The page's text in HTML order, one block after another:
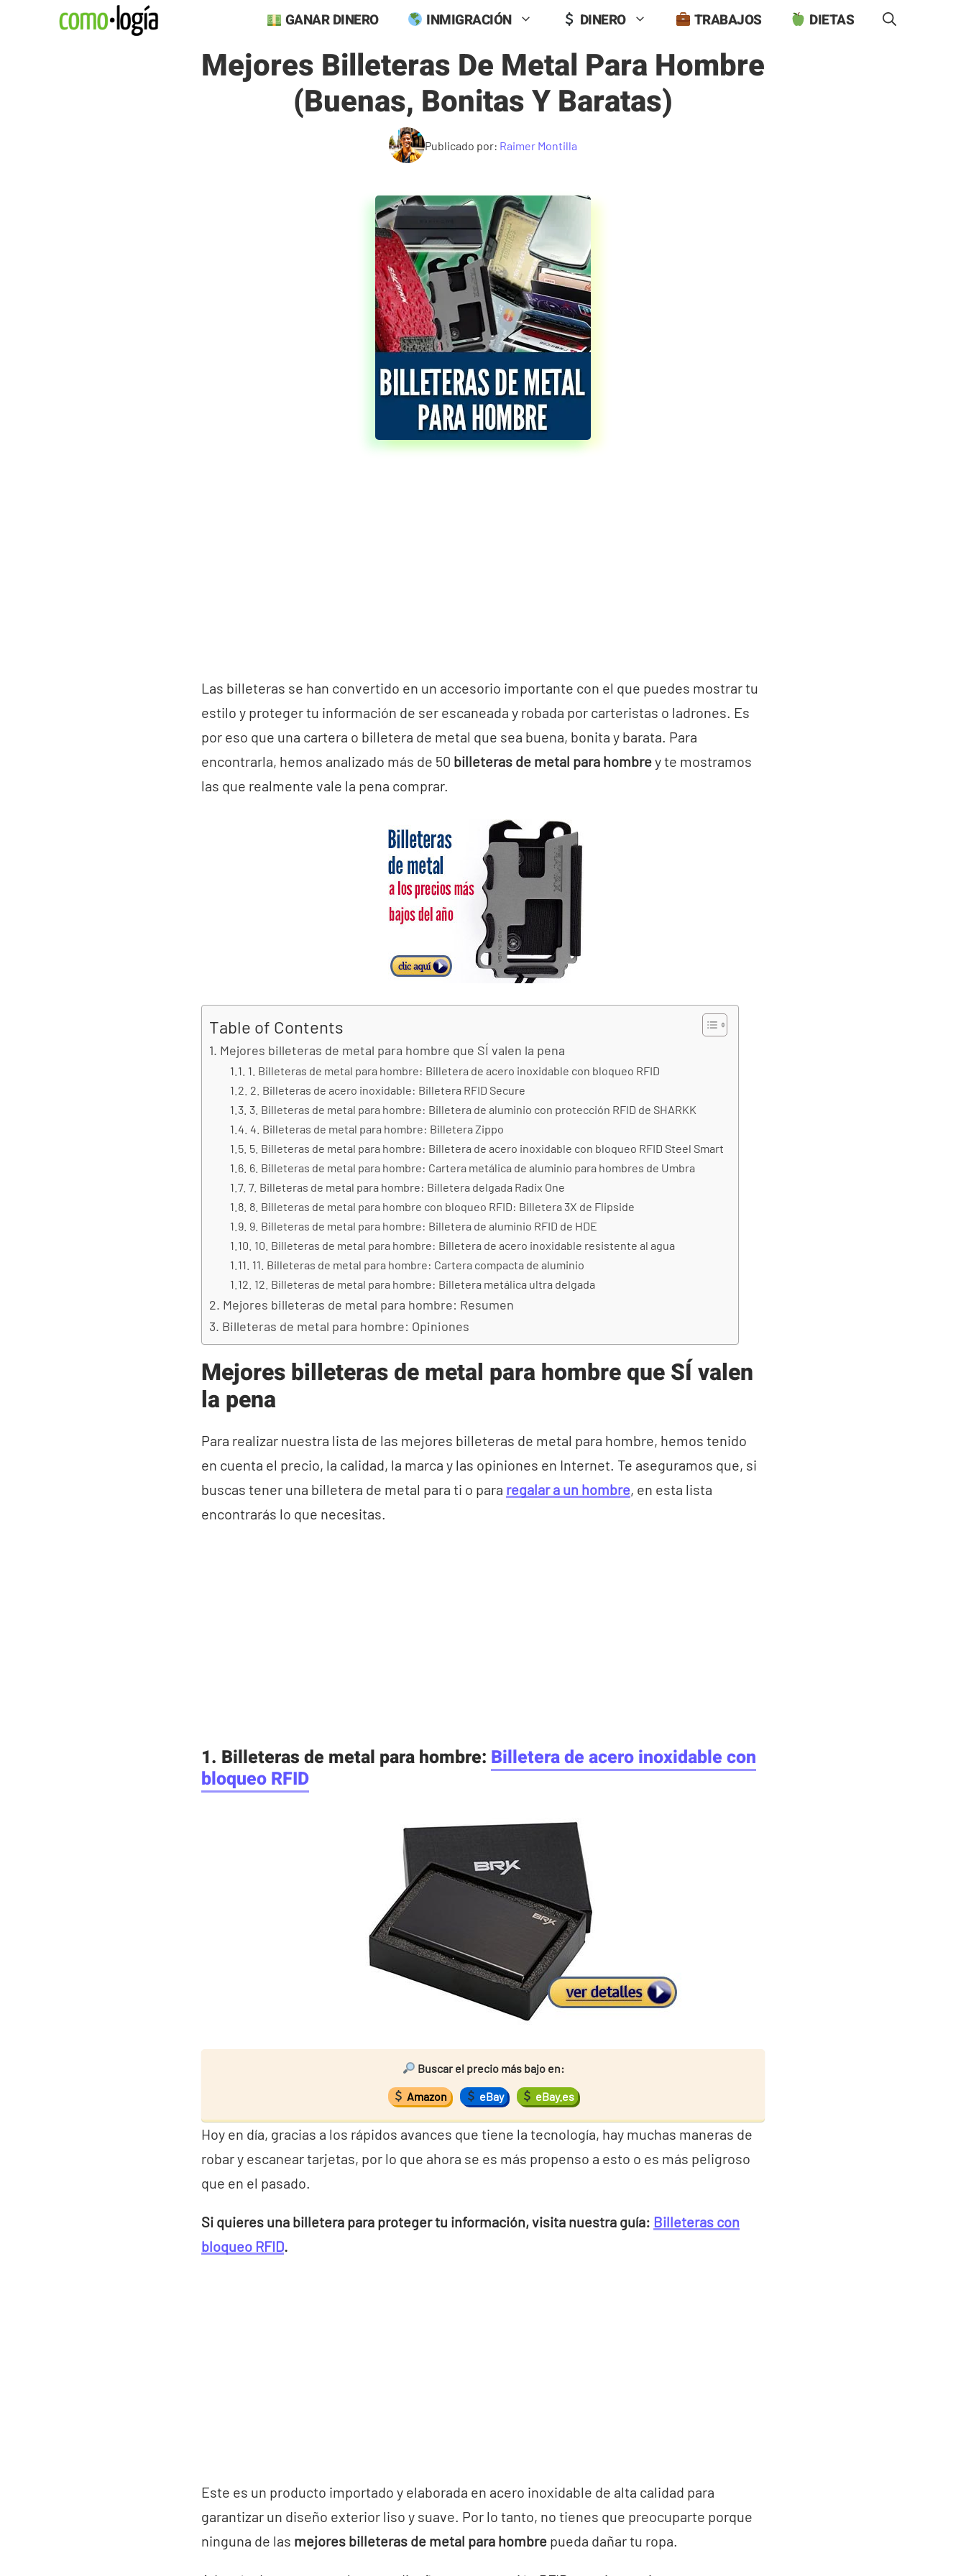
GANAR DINERO INMIGRACIÓN DINERO TRABAJOS DIETAS
Mejores Billeteras De Metal Para Hombre
(buenas, Bonitas Y Baratas)
Publicado por: Raimer Montilla
Las billeteras se han convertido en un accesorio importante con el que puedes mostrar tu
estilo y proteger tu información de ser escaneada y robada por carteristas o ladrones. Es
por eso que una cartera o billetera de metal que sea buena, bonita y barata. Para
encontrarla, hemos analizado más de 50 billeteras de metal para hombrey te mostramos
las que realmente vale la pena comprar.
Table of Contents
Mejores billeteras de metal para hombre que SÍ valen la pena
1. Billeteras de metal para hombre: Billetera de acero inoxidable con bloqueo RFID
2. Billeteras de acero inoxidable: Billetera RFID Secure
3. Billeteras de metal para hombre: Billetera de aluminio con protección RFID de SHARKK
4. Billeteras de metal para hombre: Billetera Zippo
5. Billeteras de metal para hombre: Billetera de acero inoxidable con bloqueo RFID Steel Smart
6. Billeteras de metal para hombre: Cartera metálica de aluminio para hombres de Umbra
7. Billeteras de metal para hombre: Billetera delgada Radix One
8. Billeteras de metal para hombre con bloqueo RFID: Billetera 3X de Flipside
9. Billeteras de metal para hombre: Billetera de aluminio RFID de HDE
10. Billeteras de metal para hombre: Billetera de acero inoxidable resistente al agua
11. Billeteras de metal para hombre: Cartera compacta de aluminio
12. Billeteras de metal para hombre: Billetera metálica ultra delgada
Mejores billeteras de metal para hombre: Resumen
Billeteras de metal para hombre: Opiniones
Mejores billeteras de metal para hombre que SÍ valen
la pena
Para realizar nuestra lista de las mejores billeteras de metal para hombre, hemos tenido
en cuenta el precio, la calidad, la marca y las opiniones en Internet. Te aseguramos que, si
buscas tener una billetera de metal para ti o para regalar a un hombre, en esta lista
encontrarás lo que necesitas.
1. Billeteras de metal para hombre: Billetera de acero inoxidable con
bloqueo RFID
Buscar el precio más bajo en:
Amazon eBay eBay.es
Hoy en día, gracias a los rápidos avances que tiene la tecnología, hay muchas maneras de
robar y escanear tarjetas, por lo que ahora se es más propenso a esto o es más peligroso
que en el pasado.
Si quieres una billetera para proteger tu información, visita nuestra guía: Billeteras con
bloqueo RFID.
Este es un producto importado y elaborada en acero inoxidable de alta calidad para
garantizar un diseño exterior liso y suave. Por lo tanto, no tienes que preocuparte porque
ninguna de las mejores billeteras de metal para hombre pueda dañar tu ropa.